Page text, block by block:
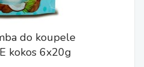
do koupele
kokos 6x20g